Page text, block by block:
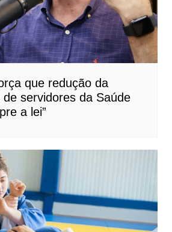
que redução da
de servidores da Saúde
a lei”